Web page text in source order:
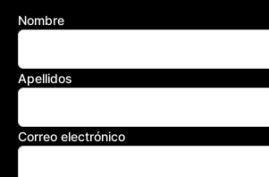
Nombre
Apellidos
Correo electrónico